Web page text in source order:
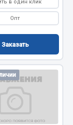
в один клик
Опт
Заказать